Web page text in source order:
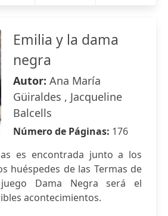
Emilia y la dama
negra
Autor: Ana María
Güiraldes , Jacqueline
Balcells
Número de Páginas: 176
es encontrada junto a los
huéspedes de las Termas de
Dama Negra será el
acontecimientos.